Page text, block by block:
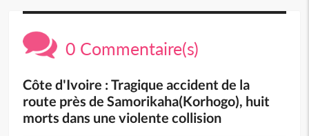
0 Commentaire(s)
Côte d'Ivoire : Tragique accident de la
route près de Samorikaha(Korhogo), huit
morts dans une violente collision